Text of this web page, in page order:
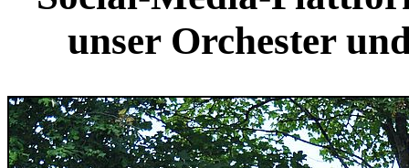
unser Orchester